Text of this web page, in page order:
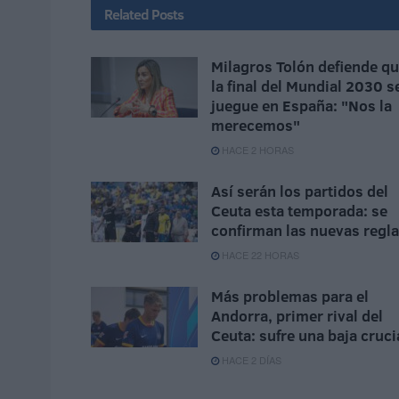
Related Posts
Milagros Tolón defiende
la final del Mundial 2030
juegue en España: "Nos la
merecemos"
HACE 2 HORAS
Así serán los partidos del
Ceuta esta temporada: se
confirman las nuevas
HACE 22 HORAS
Más problemas para el
Andorra, primer rival del
Ceuta: sufre una baja
HACE 2 DÍAS